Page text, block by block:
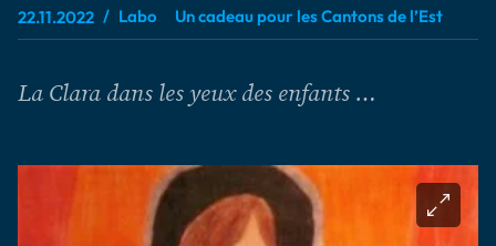
22.11.2022 Labo Un cadeau pour les Cantons de l’Est
La Clara dans les yeux des enfants …